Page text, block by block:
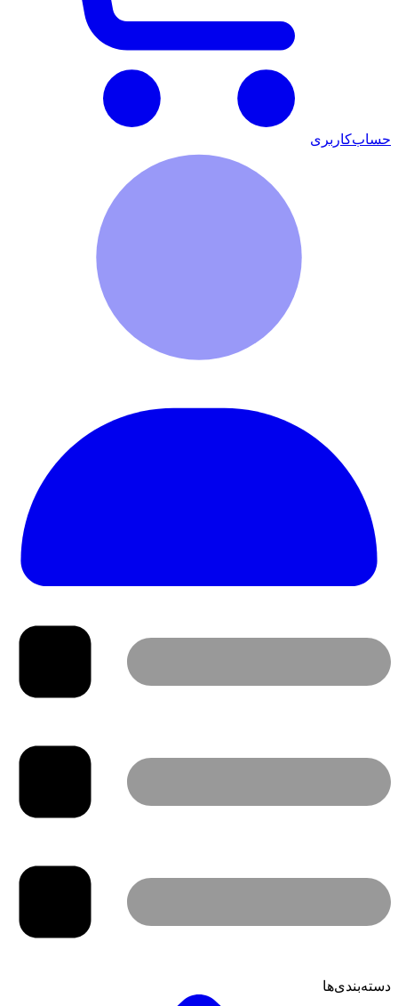
حساب‌کاربری
دسته‌بندی‌ها